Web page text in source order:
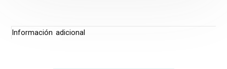
Información adicional